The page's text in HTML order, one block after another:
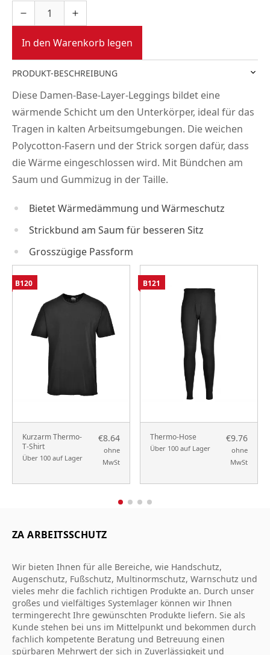
In den Warenkorb legen
PRODUKT-BESCHREIBUNG
Diese Damen-Base-Layer-Leggings bildet eine
wärmende Schicht um den Unterkörper, ideal für das
Tragen in kalten Arbeitsumgebungen. Die weichen
Polycotton-Fasern und der Strick sorgen dafür, dass
die Wärme eingeschlossen wird. Mit Bündchen am
Saum und Gummizug in der Taille.
Bietet Wärmedämmung und Wärmeschutz
Strickbund am Saum für besseren Sitz
Grosszügige Passform
Kurzarm Thermo-
T-Shirt
Über 100 auf Lager
€8.64
ohne
MwSt
B120
Thermo-Hose
Über 100 auf Lager
€9.76
ohne
MwSt
B121
ZA ARBEITSSCHUTZ
Wir bieten Ihnen für alle Bereiche, wie Handschutz,
Augenschutz, Fußschutz, Multinormschutz, Warnschutz und
vieles mehr die fachlich richtigen Produkte an. Durch unser
großes und vielfältiges Systemlager können wir Ihnen
termingerecht Ihre gewünschten Produkte liefern. Sie als
Kunde stehen bei uns im Mittelpunkt und bekommen durch
fachlich kompetente Beratung und Betreuung einen
spürbaren Mehrwert der sich in Zuverlässigkeit und